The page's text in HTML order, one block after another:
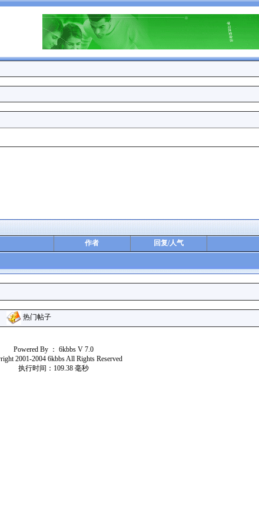
作者 回复/人气
热门帖子
Powered By ： 6kbbs V 7.0
2001-2004 6kbbs All Rights Reserved
执行时间：109.38 毫秒